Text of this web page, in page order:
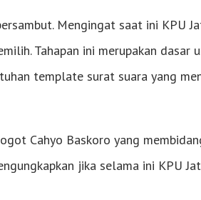
Mengingat saat ini KPU
Tahapan ini merupakan dasar
template surat suara yang
Cahyo Baskoro yang
jika selama ini KPU